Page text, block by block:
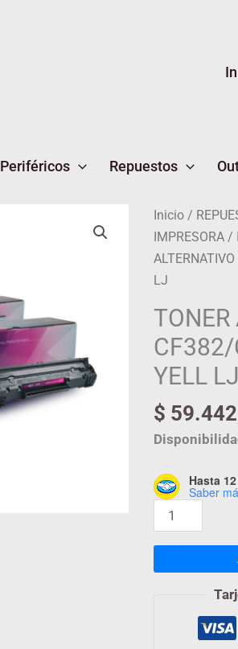
Periféricos Repuestos
Inicio/
IMPRESORA/
LJ
TONER
YELL LJ
$
Hasta
Saber
TONER
ALTERNATIVO
HP
CF382/
cantidad